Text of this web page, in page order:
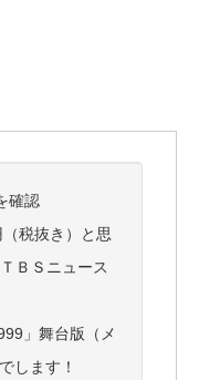
確認
税抜き）と思
ＢＳニュース
」舞台版（メ
します！